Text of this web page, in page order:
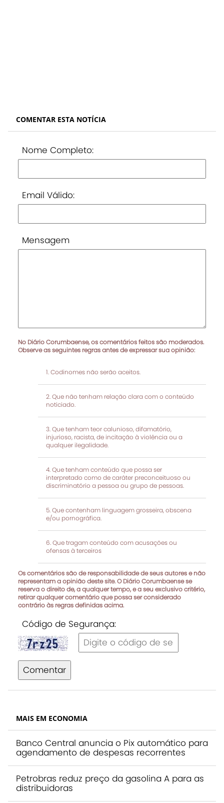
COMENTAR ESTA NOTÍCIA
Nome Completo:
Email Válido:
Mensagem
No Diário Corumbaense, os comentários feitos são moderados.
Observe as seguintes regras antes de expressar sua opinião:
Codinomes não serão aceitos.
Que não tenham relação clara com o conteúdo
noticiado.
Que tenham teor calunioso, difamatório,
injurioso, racista, de incitação à violência ou a
qualquer ilegalidade.
Que tenham conteúdo que possa ser
interpretado como de caráter preconceituoso ou
discriminatório a pessoa ou grupo de pessoas.
Que contenham linguagem grosseira, obscena
e/ou pornográfica.
Que tragam conteúdo com acusações ou
ofensas à terceiros
Os comentários são de responsabilidade de seus autores e não
representam a opinião deste site. O Diário Corumbaense se
reserva o direito de, a qualquer tempo, e a seu exclusivo critério,
retirar qualquer comentário que possa ser considerado
contrário às regras definidas acima.
Código de Segurança:
Comentar
MAIS EM ECONOMIA
Banco Central anuncia o Pix automático para
agendamento de despesas recorrentes
Petrobras reduz preço da gasolina A para as
distribuidoras